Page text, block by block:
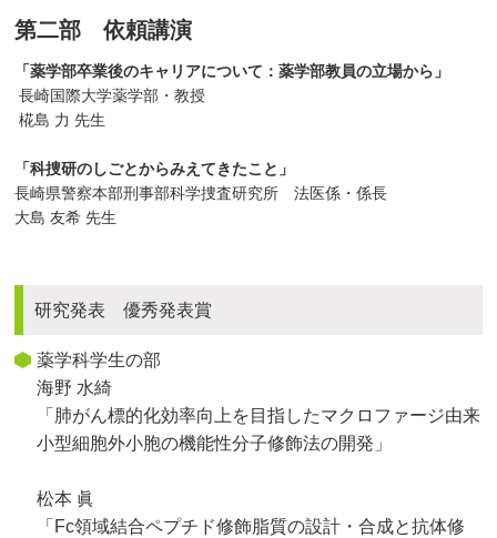
第二部 依頼講演
「薬学部卒業後のキャリアについて：薬学部教員の立場から」
長崎国際大学薬学部・教授
椛島 力 先生
「科捜研のしごとからみえてきたこと」
長崎県警察本部刑事部科学捜査研究所 法医係・係長
大島 友希 先生
研究発表 優秀発表賞
薬学科学生の部
海野 水綺
「肺がん標的化効率向上を目指したマクロファージ由来
小型細胞外小胞の機能性分子修飾法の開発」
松本 眞
「Fc領域結合ペプチド修飾脂質の設計・合成と抗体修